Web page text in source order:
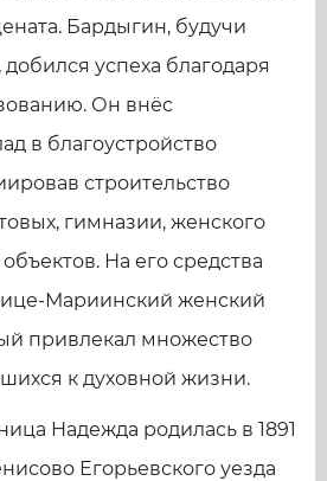
Бардыгин, будучи
успеха благодаря
Он внёс
в благоустройство
строительство
гимназии, женского
На его средства
Мариинский женский
привлекал множество
к духовной жизни.
Надежда родилась в 1891
Егорьевского уезда